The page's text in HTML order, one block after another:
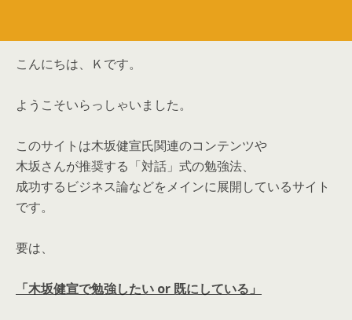
こんにちは、Ｋです。
ようこそいらっしゃいました。
このサイトは木坂健宣氏関連のコンテンツや
木坂さんが推奨する「対話」式の勉強法、
成功するビジネス論などをメインに展開しているサイト
です。
要は、
「木坂健宣で勉強したい or 既にしている」